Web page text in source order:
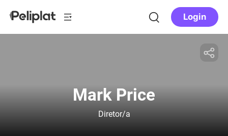
Login
Mark Price
Diretor/a